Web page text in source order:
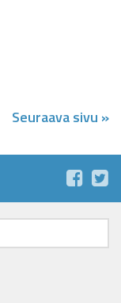
Seuraava sivu »